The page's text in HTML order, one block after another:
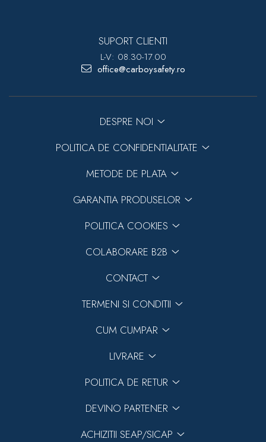
SUPORT CLIENTI
L-V: 08.30-17.00
office@carboysafety.ro
DESPRE NOI
POLITICA DE CONFIDENTIALITATE
METODE DE PLATA
GARANTIA PRODUSELOR
POLITICA COOKIES
COLABORARE B2B
CONTACT
TERMENI SI CONDITII
CUM CUMPAR
LIVRARE
POLITICA DE RETUR
DEVINO PARTENER
ACHIZITII SEAP/SICAP